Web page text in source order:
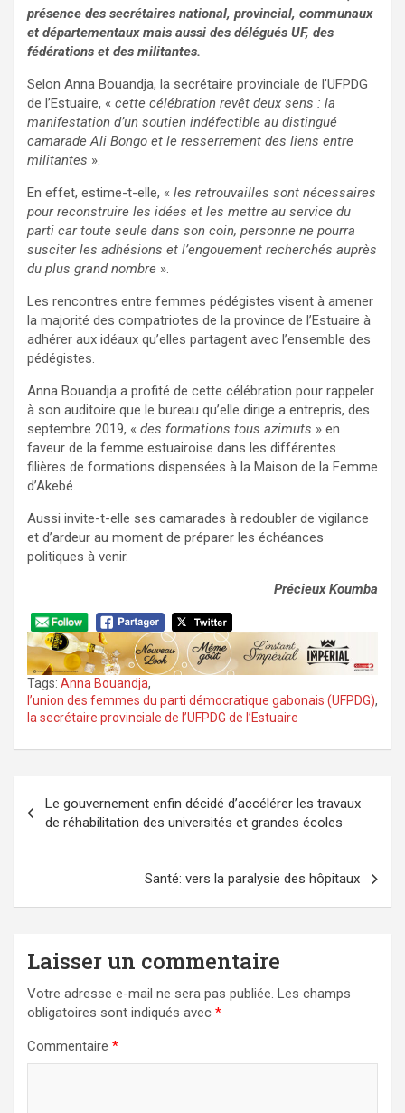
présence des secrétaires national, provincial, communaux
et départementaux mais aussi des délégués UF, des
fédérations et des militantes.
Selon Anna Bouandja, la secrétaire provinciale de l’UFPDG
de l’Estuaire, « cette célébration revêt deux sens : la
manifestation d’un soutien indéfectible au distingué
camarade Ali Bongo et le resserrement des liens entre
militantes ».
En effet, estime-t-elle, « les retrouvailles sont nécessaires
pour reconstruire les idées et les mettre au service du
parti car toute seule dans son coin, personne ne pourra
susciter les adhésions et l’engouement recherchés auprès
du plus grand nombre ».
Les rencontres entre femmes pédégistes visent à amener
la majorité des compatriotes de la province de l’Estuaire à
adhérer aux idéaux qu’elles partagent avec l’ensemble des
pédégistes.
Anna Bouandja a profité de cette célébration pour rappeler
à son auditoire que le bureau qu’elle dirige a entrepris, des
septembre 2019, « des formations tous azimuts » en
faveur de la femme estuairoise dans les différentes
filières de formations dispensées à la Maison de la Femme
d’Akebé.
Aussi invite-t-elle ses camarades à redoubler de vigilance
et d’ardeur au moment de préparer les échéances
politiques à venir.
Précieux Koumba
Tags: Anna Bouandja,
l’union des femmes du parti démocratique gabonais (UFPDG),
la secrétaire provinciale de l’UFPDG de l’Estuaire
de
l’article
Le gouvernement enfin décidé d’accélérer les travaux
de réhabilitation des universités et grandes écoles
Santé: vers la paralysie des hôpitaux
Laisser un commentaire
Votre adresse e-mail ne sera pas publiée. Les champs
obligatoires sont indiqués avec *
Commentaire *